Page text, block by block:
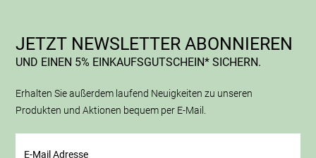
JETZT NEWSLETTER ABONNIEREN
UND EINEN 5% EINKAUFSGUTSCHEIN* SICHERN.
Erhalten Sie außerdem laufend Neuigkeiten zu unseren
Produkten und Aktionen bequem per E-Mail.